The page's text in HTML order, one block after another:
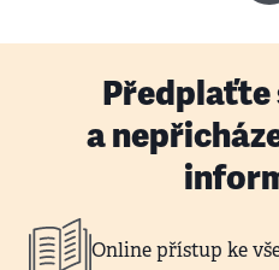
Předplaťte
a
Online přístup ke